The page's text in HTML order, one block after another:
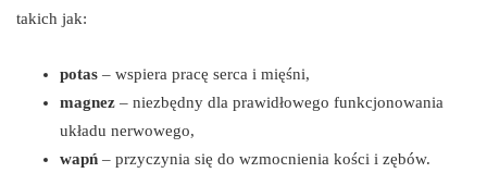
takich jak:
potas – wspiera pracę serca i mięśni,
magnez – niezbędny dla prawidłowego funkcjonowania
układu nerwowego,
wapń – przyczynia się do wzmocnienia kości i zębów.